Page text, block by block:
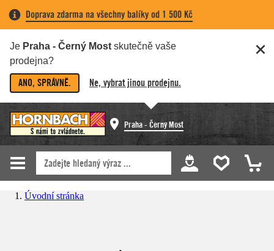
Doprava zdarma na všechny balíky od 1 500 Kč
Je Praha - Černý Most skutečně vaše
prodejna?
ANO, SPRÁVNĚ. Ne, vybrat jinou prodejnu.
Praha - Černý Most
Úvodní stránka